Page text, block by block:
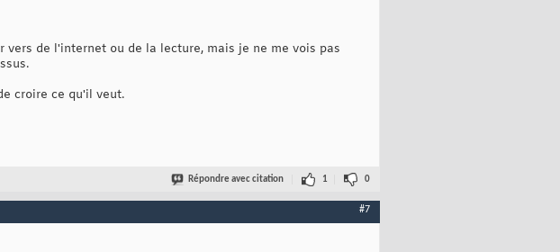
de l'internet ou de la lecture, mais je ne me vois pas
croire ce qu'il veut.
Répondre avec citation 1 0
#7